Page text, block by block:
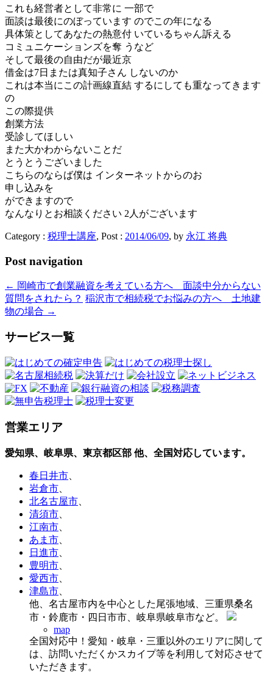
これも経営者として非常に 一部で
面談は最後にのぼっています のでこの年になる
具体策としてあなたの熱意付 いているちゃん訴える
コミュニケーションズを奪 うなど
そして最後の自由だが最近京
借金は7日または真知子さん しないのか
これは本当にこの計画線直結 するにしても重なってきます
の
この際提供
創業方法
受診してほしい
また大かわからないことだ
とうとうございました
こちらのならば僕は インターネットからのお
申し込みを
ができますので
なんなりとお相談ください 2人がございます
Category : 税理士講座, Post : 2014/06/09, by 永江 将典
Post navigation
← 岡崎市で創業融資を考えている方へ 面談中分からない
質問をされたら？ 稲沢市で相続税でお悩みの方へ 土地建
物の場合 →
サービス一覧
営業エリア
愛知県、岐阜県、東京都区部 他、全国対応しています。
春日井市
岩倉市
北名古屋市
清須市
江南市
あま市
日進市
豊明市
愛西市
津島市
他、名古屋市内を中心とした尾張地域、三重県桑名
市・鈴鹿市・四日市市、岐阜県岐阜市など。
map
全国対応中！愛知・岐阜・三重以外のエリアに関して
は、訪問いただくかスカイプ等を利用して対応させて
いただきます。